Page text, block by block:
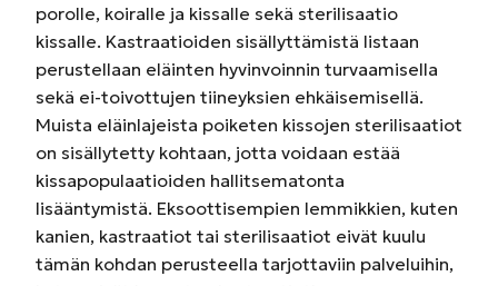
porolle, koiralle ja kissalle sekä sterilisaatio
kissalle. Kastraatioiden sisällyttämistä listaan
perustellaan eläinten hyvinvoinnin turvaamisella
sekä ei-toivottujen tiineyksien ehkäisemisellä.
Muista eläinlajeista poiketen kissojen sterilisaatiot
on sisällytetty kohtaan, jotta voidaan estää
kissapopulaatioiden hallitsematonta
lisääntymistä. Eksoottisempien lemmikkien, kuten
kanien, kastraatiot tai sterilisaatiot eivät kuulu
tämän kohdan perusteella tarjottaviin palveluihin,